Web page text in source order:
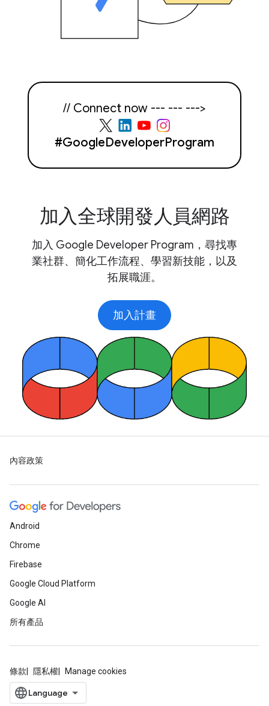
// Connect now --- --- --->
#GoogleDeveloperProgram
加入全球開發人員網路
加入 Google Developer Program，尋找專
業社群、簡化工作流程、學習新技能，以及
拓展職涯。
加入計畫
內容政策
Android
Chrome
Firebase
Google Cloud Platform
Google AI
所有產品
條款 隱私權 Manage cookies